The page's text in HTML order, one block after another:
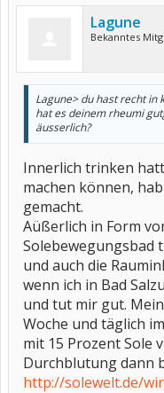
Lagune
Bekanntes
Lagune> du hast recht in
hat es deinem rheumi
äusserlich?
Innerlich trinken
machen können,
gemacht.
Aüßerlich in Form
Solebewegungsbad
und auch die
wenn ich in Bad
und tut mir gut.
Woche und täglich
mit 15 Prozent Sole
Durchblutung dann
http://solewelt.de/